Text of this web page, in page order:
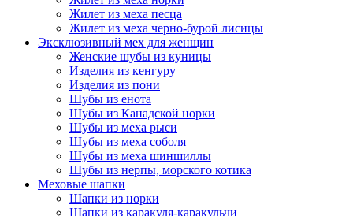
Жилет из меха песца
Жилет из меха черно-бурой лисицы
Эксклюзивный мех для женщин
Женские шубы из куницы
Изделия из кенгуру
Изделия из пони
Шубы из енота
Шубы из Канадской норки
Шубы из меха рыси
Шубы из меха соболя
Шубы из меха шиншиллы
Шубы из нерпы, морского котика
Меховые шапки
Шапки из норки
Шапки из каракуля-каракульчи